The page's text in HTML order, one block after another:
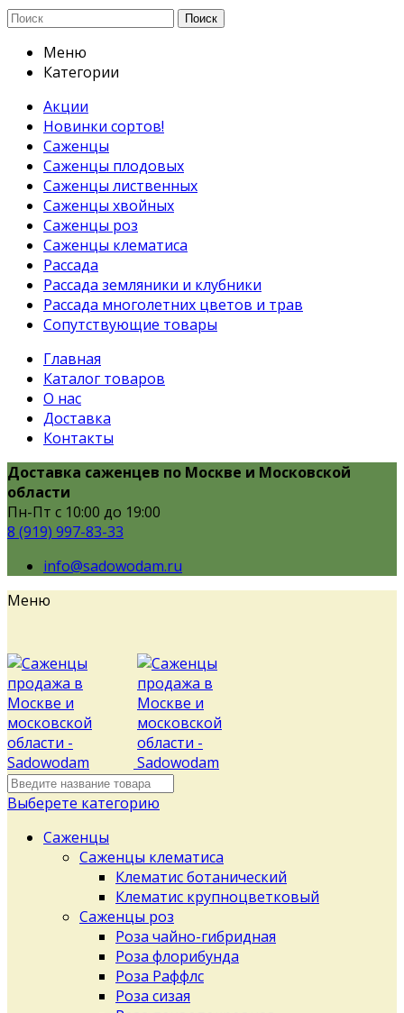
Поиск
Меню
Категории
Акции
Новинки сортов!
Саженцы
Саженцы плодовых
Саженцы лиственных
Саженцы хвойных
Саженцы роз
Саженцы клематиса
Рассада
Рассада земляники и клубники
Рассада многолетних цветов и трав
Сопутствующие товары
Главная
Каталог товаров
О нас
Доставка
Контакты
Доставка саженцев по Москве и Московской
области
Пн-Пт с 10:00 до 19:00
8 (919) 997-83-33
info@sadowodam.ru
Меню
Выберете категорию
Саженцы
Саженцы клематиса
Клематис ботанический
Клематис крупноцветковый
Саженцы роз
Роза чайно-гибридная
Роза флорибунда
Роза Раффлс
Роза сизая